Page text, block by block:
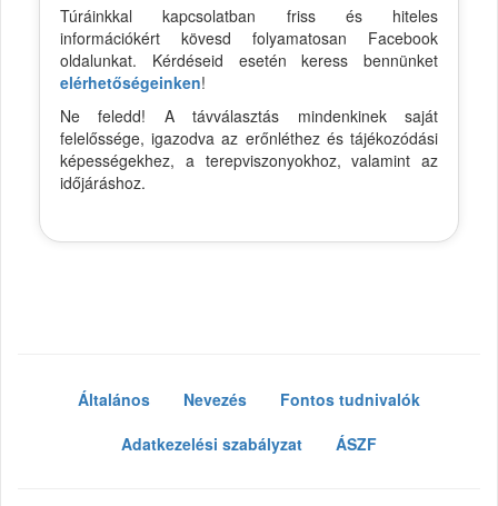
Túráinkkal kapcsolatban friss és hiteles
információkért kövesd folyamatosan Facebook
oldalunkat. Kérdéseid esetén keress bennünket
elérhetőségeinken!
Ne feledd! A távválasztás mindenkinek saját
felelőssége, igazodva az erőnléthez és tájékozódási
képességekhez, a terepviszonyokhoz, valamint az
időjáráshoz.
Általános Nevezés
Fontos tudnivalók
Adatkezelési szabályzat
ÁSZF